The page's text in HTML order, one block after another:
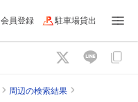
会員登録 駐車場貸出
周辺の検索結果